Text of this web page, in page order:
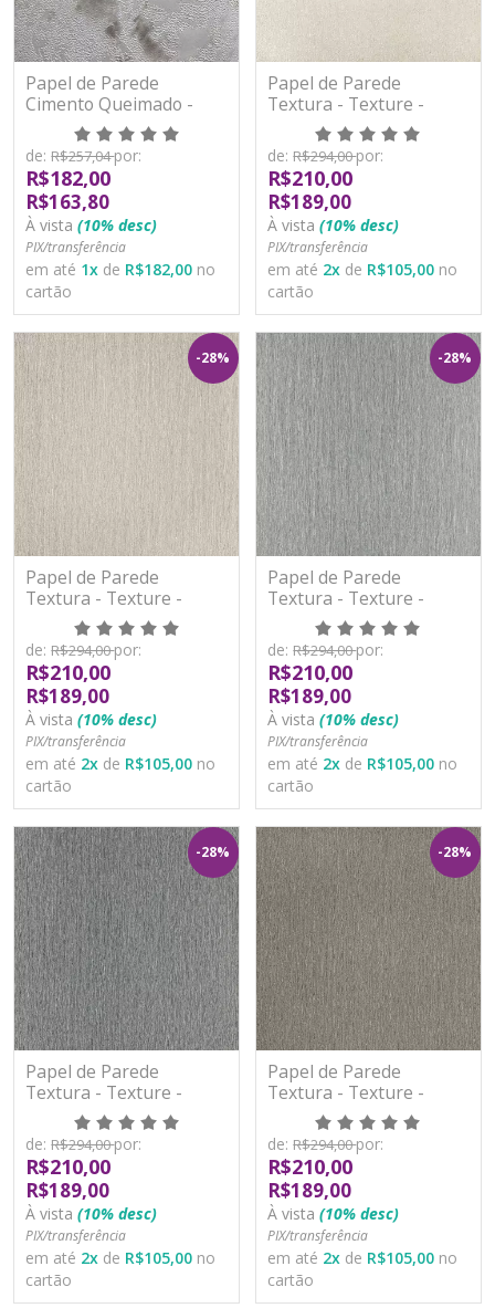
Papel de Parede
Cimento Queimado -
Classici 3 - 3A93403R -
Vinílico - TNT
de: R$257,04por:
R$182,00
R$163,80
À vista (10% desc)
PIX/transferência
em até 1x de R$182,00 no
cartão
Papel de Parede
Textura - Texture -
YS970501 - TNT/Vinilíco
de: R$294,00por:
R$210,00
R$189,00
À vista (10% desc)
PIX/transferência
em até 2x de R$105,00 no
cartão
-28%
Papel de Parede
Textura - Texture -
YS970502 - TNT/Vinilíco
de: R$294,00por:
R$210,00
R$189,00
À vista (10% desc)
PIX/transferência
em até 2x de R$105,00 no
cartão
-28%
Papel de Parede
Textura - Texture -
YS970505 - TNT/Vinilíco
de: R$294,00por:
R$210,00
R$189,00
À vista (10% desc)
PIX/transferência
em até 2x de R$105,00 no
cartão
-28%
Papel de Parede
Textura - Texture -
YS970506 - TNT/Vinilíco
de: R$294,00por:
R$210,00
R$189,00
À vista (10% desc)
PIX/transferência
em até 2x de R$105,00 no
cartão
-28%
Papel de Parede
Textura - Texture -
YS970512 - TNT/Vinilíco
de: R$294,00por:
R$210,00
R$189,00
À vista (10% desc)
PIX/transferência
em até 2x de R$105,00 no
cartão